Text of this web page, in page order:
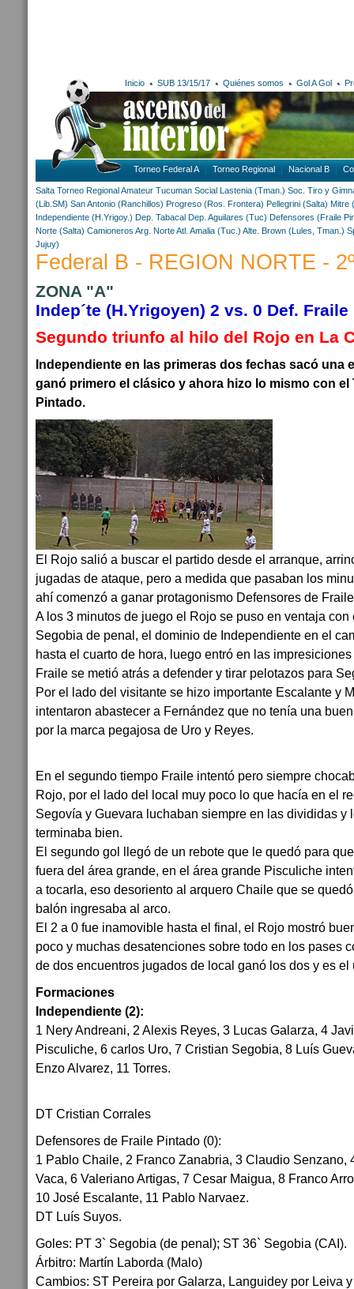
Inicio SUB 13/15/17 Quiénes somos Gol A Gol
Torneo Federal A Torneo Regional Nacional B
Salta Torneo Regional Amateur Tucuman Social Lastenia (Tman.) Soc. Tiro y
(Lib.SM) San Antonio (Ranchillos) Progreso (Ros. Frontera) Pellegrini (Salta) Mitre
Independiente (H.Yrigoy.) Dep. Tabacal Dep. Aguilares (Tuc) Defensores (Fraile
Norte (Salta) Camioneros Arg. NorteAtl. Amalia (Tuc.) Alte. Brown (Lules, Tman.)
Jujuy)
Federal B - REGION NORTE -
ZONA "A"
Indep´te (H.Yrigoyen) 2 vs. 0 Def.
Segundo triunfo al hilo del Rojo en La
Independiente en las primeras dos fechas sacó una
ganó primero el clásico y ahora hizo lo mismo con el
Pintado.
El Rojo salió a buscar el partido desde el arranque,
jugadas de ataque, pero a medida que pasaban los
ahí comenzó a ganar protagonismo Defensores de
A los 3 minutos de juego el Rojo se puso en ventaja
Segobia de penal, el dominio de Independiente en el
hasta el cuarto de hora, luego entró en las
Fraile se metió atrás a defender y tirar pelotazos para
Por el lado del visitante se hizo importante Escalante y
intentaron abastecer a Fernández que no tenía una
por la marca pegajosa de Uro y Reyes.
En el segundo tiempo Fraile intentó pero siempre
Rojo, por el lado del local muy poco lo que hacía en el
Segovía y Guevara luchaban siempre en las divididas y
terminaba bien.
El segundo gol llegó de un rebote que le quedó para
fuera del área grande, en el área grande Pisculiche
a tocarla, eso desoriento al arquero Chaile que se
balón ingresaba al arco.
El 2 a 0 fue inamovible hasta el final, el Rojo mostró
poco y muchas desatenciones sobre todo en los pases
de dos encuentros jugados de local ganó los dos y es
Formaciones
Independiente (2):
1 Nery Andreani, 2 Alexis Reyes, 3 Lucas Galarza, 4
Pisculiche, 6 carlos Uro, 7 Cristian Segobia, 8 Luís
Enzo Alvarez, 11 Torres.
DT Cristian Corrales
Defensores de Fraile Pintado (0):
1 Pablo Chaile, 2 Franco Zanabria, 3 Claudio Senzano,
Vaca, 6 Valeriano Artigas, 7 Cesar Maigua, 8 Franco
10 José Escalante, 11 Pablo Narvaez.
DT Luís Suyos.
Goles: PT 3` Segobia (de penal); ST 36` Segobia (CAI).
Árbitro: Martín Laborda (Malo)
Cambios: ST Pereira por Galarza, Languidey por Leiva